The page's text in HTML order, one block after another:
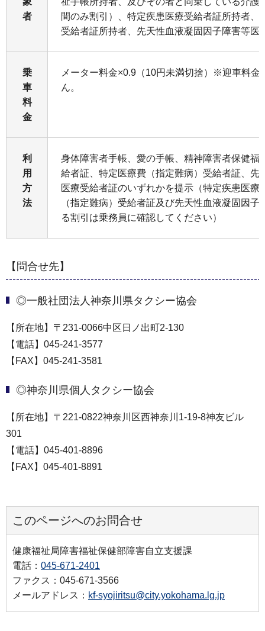
者
間のみ割引）、特定疾患医療受給者証所持者、
受給者証所持者、先天性血液凝固因子障害等医
乗
車
料
金
メーター料金×0.9（10円未満切捨）※迎車料金
ん。
利
用
方
法
身体障害者手帳、愛の手帳、精神障害者保健福
給者証、特定医療費（指定難病）受給者証、先
医療受給者証のいずれかを提示（特定疾患医療
（指定難病）受給者証及び先天性血液凝固因
る割引は乗務員に確認してください）
【問合せ先】
◎一般社団法人神奈川県タクシー協会
【所在地】〒231-0066中区日ノ出町2-130
【電話】045-241-3577
【FAX】045-241-3581
◎神奈川県個人タクシー協会
【所在地】〒221-0822神奈川区西神奈川1-19-8神友ビル
301
【電話】045-401-8896
【FAX】045-401-8891
このページへのお問合せ
健康福祉局障害福祉保健部障害自立支援課
電話： 045-671-2401
ファクス：045-671-3566
メールアドレス： kf-syojiritsu@city.yokohama.lg.jp